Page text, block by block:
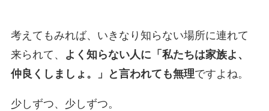
考えてもみれば、いきなり知らない場所に連れて
来られて、
よく知らない人に「私たちは家族よ、
仲良くしましょ。」と言われても無理ですよね。
少しずつ、少しずつ。